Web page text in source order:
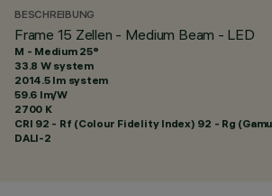
BESCHREIBUNG
Frame 15 Zellen - Medium Beam - LED
M - Medium 25°
33.8 W system
2014.5 lm system
59.6 lm/W
2700 K
CRI 92 - Rf (Colour Fidelity Index) 92 - Rg
DALI-2